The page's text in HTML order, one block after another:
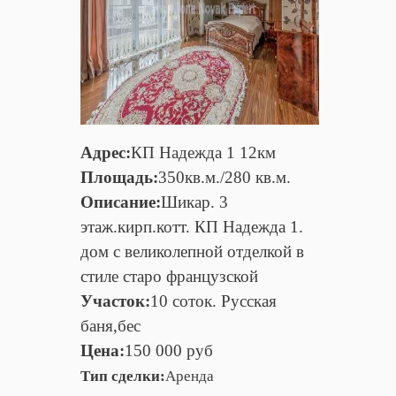
Адрес:КП Надежда 1 12км
Площадь:350кв.м./280 кв.м.
Описание:Шикар. 3
этаж.кирп.котт. КП Надежда 1.
дом с великолепной отделкой в
стиле старо французской
Участок:10 соток. Русская
баня,бес
Цена:150 000 руб
Тип сделки:Аренда